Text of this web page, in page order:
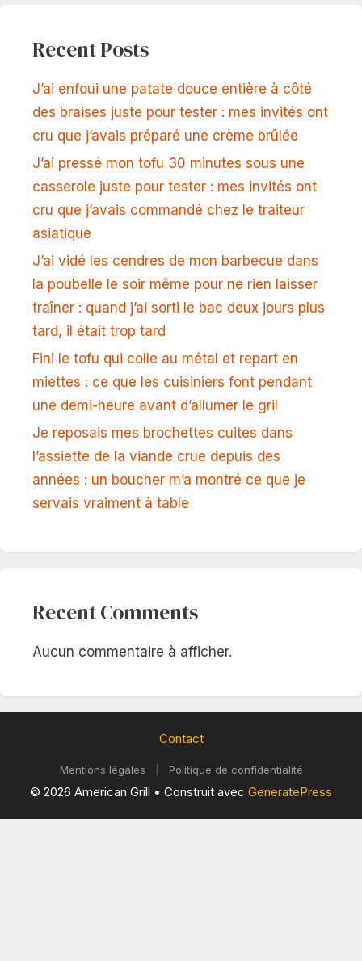
Recent Posts
J’ai enfoui une patate douce entière à côté
des braises juste pour tester : mes invités ont
cru que j’avais préparé une crème brûlée
J’ai pressé mon tofu 30 minutes sous une
casserole juste pour tester : mes invités ont
cru que j’avais commandé chez le traiteur
asiatique
J’ai vidé les cendres de mon barbecue dans
la poubelle le soir même pour ne rien laisser
traîner : quand j’ai sorti le bac deux jours plus
tard, il était trop tard
Fini le tofu qui colle au métal et repart en
miettes : ce que les cuisiniers font pendant
une demi-heure avant d’allumer le gril
Je reposais mes brochettes cuites dans
l’assiette de la viande crue depuis des
années : un boucher m’a montré ce que je
servais vraiment à table
Recent Comments
Aucun commentaire à afficher.
Contact
Mentions légales Politique de confidentialité
© 2026 American Grill • Construit avec GeneratePress